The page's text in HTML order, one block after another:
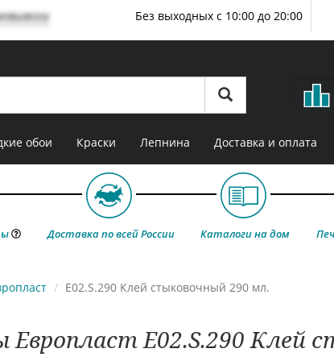
Без выходных с 10:00 до 20:00
обои Краски Лепнина Доставка и оплата
Доставка по всей России Каталоги на дом
E02.S.290 Клей стыковочный 290 мл.
Европласт E02.S.290 Клей